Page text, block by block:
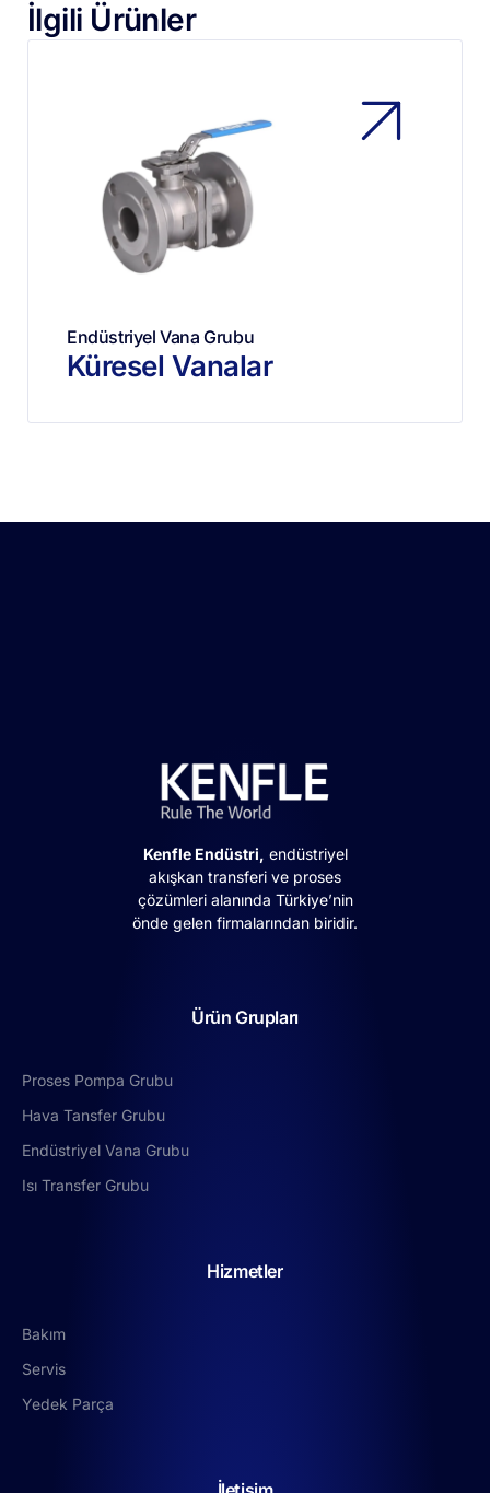
İlgili Ürünler
Endüstriyel Vana Grubu
Küresel Vanalar
Kenfle Endüstri, endüstriyel
akışkan transferi ve proses
çözümleri alanında Türkiye’nin
önde gelen firmalarından biridir.
Ürün Grupları
Proses Pompa Grubu
Hava Tansfer Grubu
Endüstriyel Vana Grubu
Isı Transfer Grubu
Hizmetler
Bakım
Servis
Yedek Parça